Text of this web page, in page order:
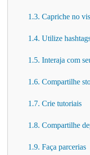
1.3. Capriche no
1.4. Utilize
1.5. Interaja com
1.6. Compartilhe
1.7. Crie tutoriais
1.8. Compartilhe
1.9. Faça parcerias